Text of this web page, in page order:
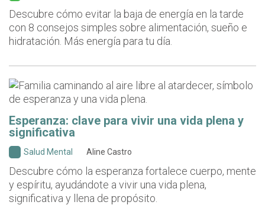
Descubre cómo evitar la baja de energía en la tarde
con 8 consejos simples sobre alimentación, sueño e
hidratación. Más energía para tu día.
Esperanza: clave para vivir una vida plena y
significativa
Salud Mental Aline Castro
Descubre cómo la esperanza fortalece cuerpo, mente
y espíritu, ayudándote a vivir una vida plena,
significativa y llena de propósito.